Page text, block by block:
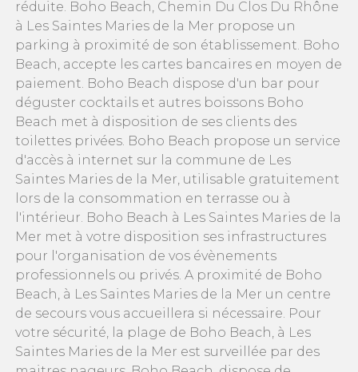
réduite. Boho Beach, Chemin Du Clos Du Rhône
à Les Saintes Maries de la Mer propose un
parking à proximité de son établissement. Boho
Beach, accepte les cartes bancaires en moyen de
paiement. Boho Beach dispose d'un bar pour
déguster cocktails et autres boissons Boho
Beach met à disposition de ses clients des
toilettes privées. Boho Beach propose un service
d'accès à internet sur la commune de Les
Saintes Maries de la Mer, utilisable gratuitement
lors de la consommation en terrasse ou à
l'intérieur. Boho Beach à Les Saintes Maries de la
Mer met à votre disposition ses infrastructures
pour l'organisation de vos évènements
professionnels ou privés. A proximité de Boho
Beach, à Les Saintes Maries de la Mer un centre
de secours vous accueillera si nécessaire. Pour
votre sécurité, la plage de Boho Beach, à Les
Saintes Maries de la Mer est surveillée par des